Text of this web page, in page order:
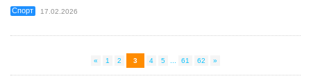
Спорт 17.02.2026
« 1 2 3 4 5 61 62 »